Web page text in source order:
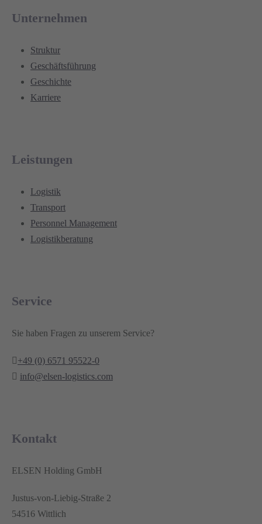
Unternehmen
Struktur
Geschäftsführung
Geschichte
Karriere
Leistungen
Logistik
Transport
Personnel Management
Logistikberatung
Service
Sie haben Fragen zu unserem Service?
+49 (0) 6571 95522-0
info@elsen-logistics.com
Kontakt
ELSEN Holding GmbH
Justus-von-Liebig-Straße 2
54516 Wittlich